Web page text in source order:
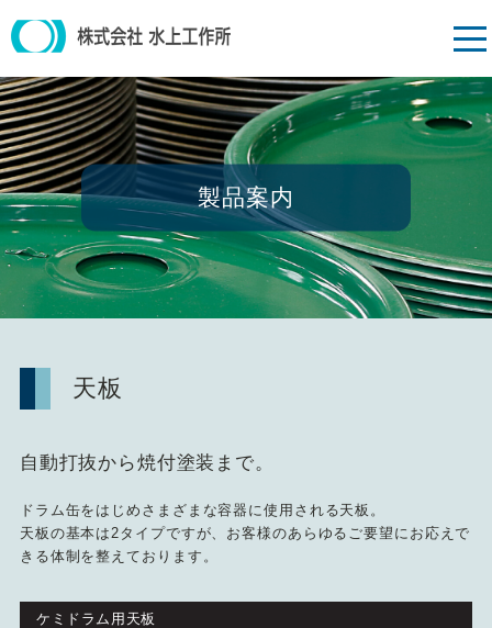
製品案内
天板
自動打抜から焼付塗装まで。
ドラム缶をはじめさまざまな容器に使用される天板。
天板の基本は2タイプですが、お客様のあらゆるご要望にお応えで
きる体制を整えております。
ケミドラム用天板